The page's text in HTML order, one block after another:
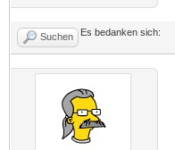
Suchen Es bedanken sich: